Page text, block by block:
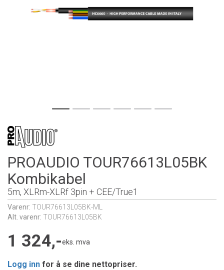
PROAUDIO TOUR76613L05BK
Kombikabel
5m, XLRm-XLRf 3pin + CEE/True1
Varenr: TOUR76613L05BK-ML
Alt. varenr: TOUR76613L05BK
1 324,-eks. mva
Logg inn for å se dine nettopriser.